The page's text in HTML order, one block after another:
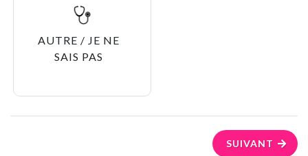
AUTRE / JE NE
SAIS PAS
SUIVANT